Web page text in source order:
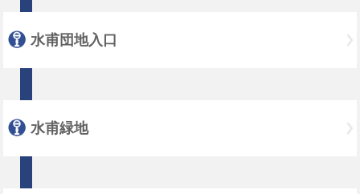
水甫団地入口
水甫緑地